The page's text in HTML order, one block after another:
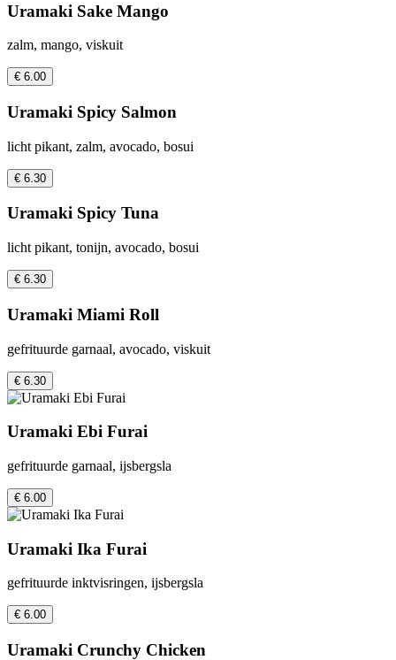
Uramaki Sake Mango
zalm, mango, viskuit
€ 6.00
Uramaki Spicy Salmon
licht pikant, zalm, avocado, bosui
€ 6.30
Uramaki Spicy Tuna
licht pikant, tonijn, avocado, bosui
€ 6.30
Uramaki Miami Roll
gefrituurde garnaal, avocado, viskuit
€ 6.30
Uramaki Ebi Furai
gefrituurde garnaal, ijsbergsla
€ 6.00
Uramaki Ika Furai
gefrituurde inktvisringen, ijsbergsla
€ 6.00
Uramaki Crunchy Chicken